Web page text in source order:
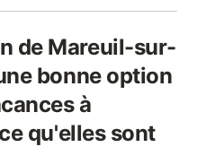
de Mareuil-sur-
bonne option
à
qu'elles sont